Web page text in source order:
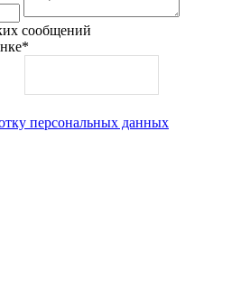
сообщений
*
персональных данных